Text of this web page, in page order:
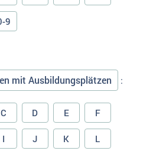
9
mit Ausbildungsplätzen :
C D E F
I J K L